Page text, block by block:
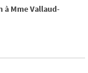
à Mme Vallaud-